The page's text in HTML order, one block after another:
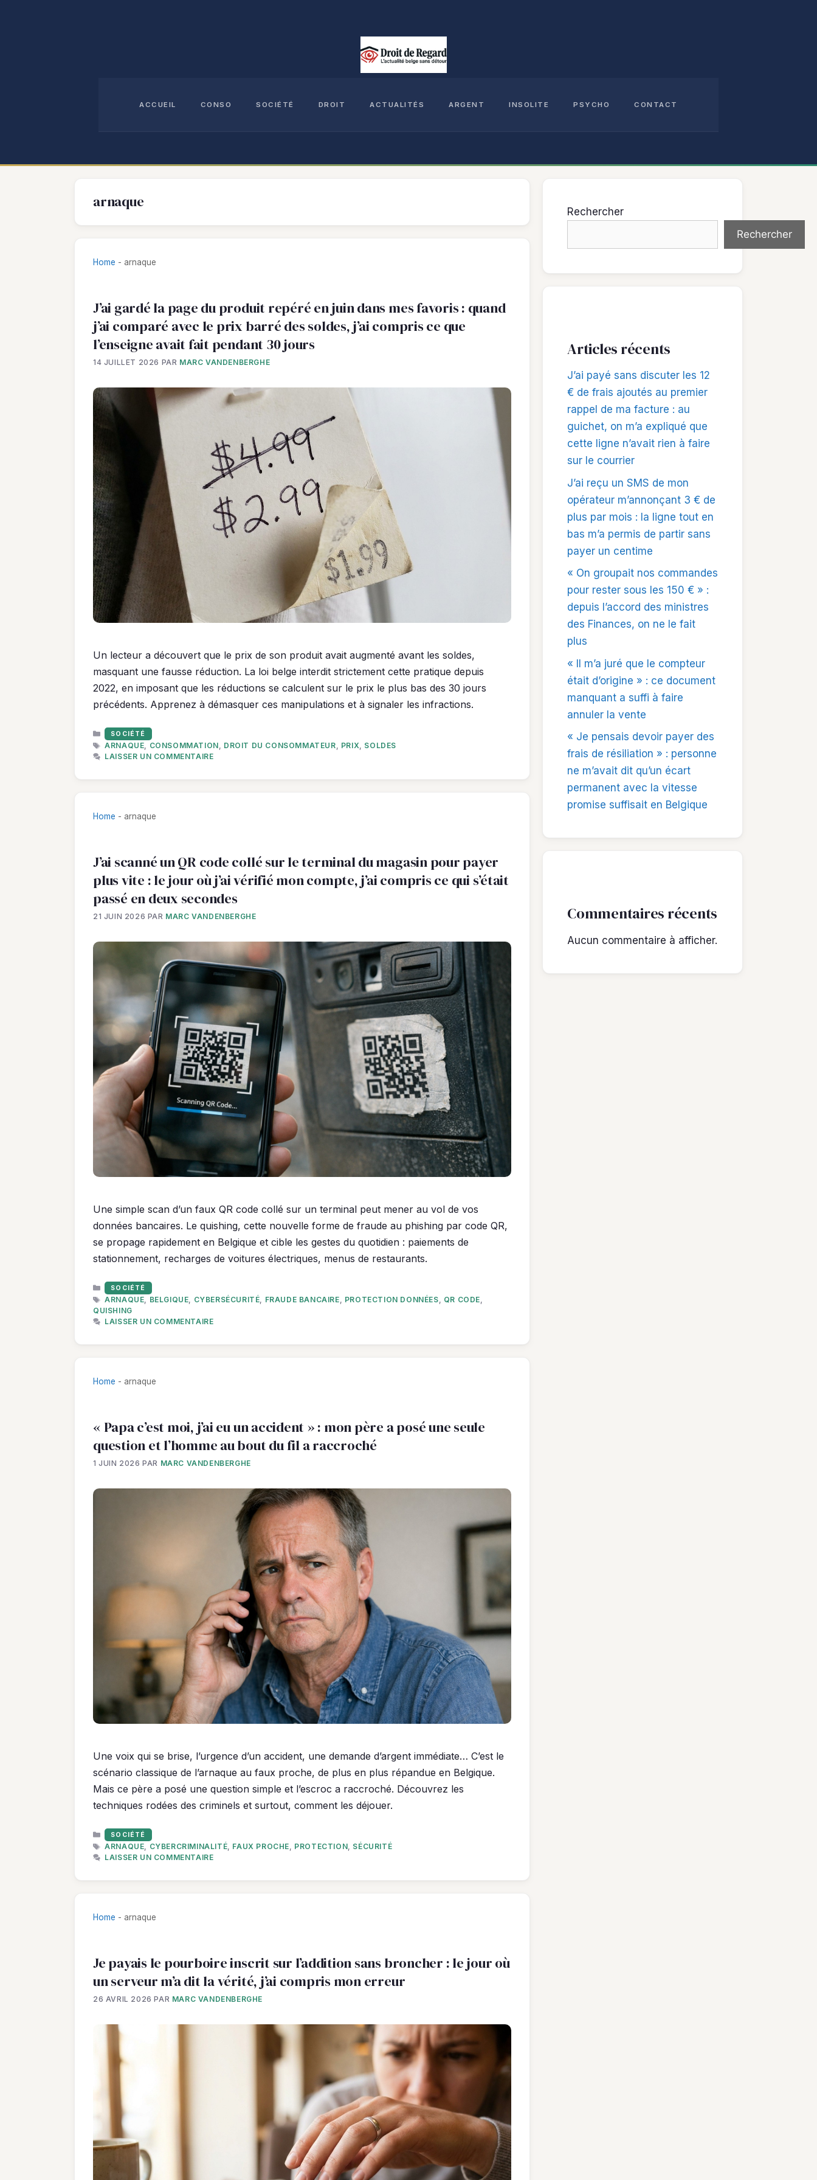
ACCUEIL CONSO SOCIÉTÉ DROIT ACTUALITÉS ARGENT INSOLITE PSYCHO CONTACT
arnaque
Home - arnaque
J’ai gardé la page du produit repéré en juin dans mes favoris : quand
j’ai comparé avec le prix barré des soldes, j’ai compris ce que
l’enseigne avait fait pendant 30 jours
14 JUILLET 2026 PAR MARC VANDENBERGHE
Un lecteur a découvert que le prix de son produit avait augmenté avant les soldes,
masquant une fausse réduction. La loi belge interdit strictement cette pratique depuis
2022, en imposant que les réductions se calculent sur le prix le plus bas des 30 jours
précédents. Apprenez à démasquer ces manipulations et à signaler les infractions.
CATÉGORIES
SOCIÉTÉ
ÉTIQUETTES
ARNAQUE, CONSOMMATION, DROIT DU CONSOMMATEUR, PRIX, SOLDES
LAISSER UN COMMENTAIRE
Home - arnaque
J’ai scanné un QR code collé sur le terminal du magasin pour payer
plus vite : le jour où j’ai vérifié mon compte, j’ai compris ce qui s’était
passé en deux secondes
21 JUIN 2026 PAR MARC VANDENBERGHE
Une simple scan d’un faux QR code collé sur un terminal peut mener au vol de vos
données bancaires. Le quishing, cette nouvelle forme de fraude au phishing par code QR,
se propage rapidement en Belgique et cible les gestes du quotidien : paiements de
stationnement, recharges de voitures électriques, menus de restaurants.
CATÉGORIES
SOCIÉTÉ
ÉTIQUETTES
ARNAQUE, BELGIQUE, CYBERSÉCURITÉ, FRAUDE BANCAIRE, PROTECTION DONNÉES, QR CODE,
QUISHING
LAISSER UN COMMENTAIRE
Home - arnaque
« Papa c’est moi, j’ai eu un accident » : mon père a posé une seule
question et l’homme au bout du fil a raccroché
1 JUIN 2026 PAR MARC VANDENBERGHE
Une voix qui se brise, l’urgence d’un accident, une demande d’argent immédiate… C’est le
scénario classique de l’arnaque au faux proche, de plus en plus répandue en Belgique.
Mais ce père a posé une question simple et l’escroc a raccroché. Découvrez les
techniques rodées des criminels et surtout, comment les déjouer.
CATÉGORIES
SOCIÉTÉ
ÉTIQUETTES
ARNAQUE, CYBERCRIMINALITÉ, FAUX PROCHE, PROTECTION, SÉCURITÉ
LAISSER UN COMMENTAIRE
Home - arnaque
Je payais le pourboire inscrit sur l’addition sans broncher : le jour où
un serveur m’a dit la vérité, j’ai compris mon erreur
26 AVRIL 2026 PAR MARC VANDENBERGHE
Rechercher
Rechercher
Articles récents
J’ai payé sans discuter les 12
€ de frais ajoutés au premier
rappel de ma facture : au
guichet, on m’a expliqué que
cette ligne n’avait rien à faire
sur le courrier
J’ai reçu un SMS de mon
opérateur m’annonçant 3 € de
plus par mois : la ligne tout en
bas m’a permis de partir sans
payer un centime
« On groupait nos commandes
pour rester sous les 150 € » :
depuis l’accord des ministres
des Finances, on ne le fait
plus
« Il m’a juré que le compteur
était d’origine » : ce document
manquant a suffi à faire
annuler la vente
« Je pensais devoir payer des
frais de résiliation » : personne
ne m’avait dit qu’un écart
permanent avec la vitesse
promise suffisait en Belgique
Commentaires récents
Aucun commentaire à afficher.